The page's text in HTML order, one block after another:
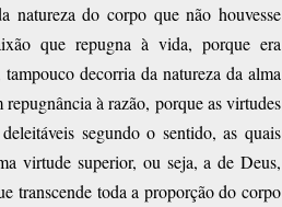
natureza do corpo que não houvesse
que repugna à vida, porque era
decorria da natureza da alma
repugnância à razão, porque as virtudes
segundo o sentido, as quais
virtude superior, ou seja, a de Deus,
transcende toda a proporção do corpo